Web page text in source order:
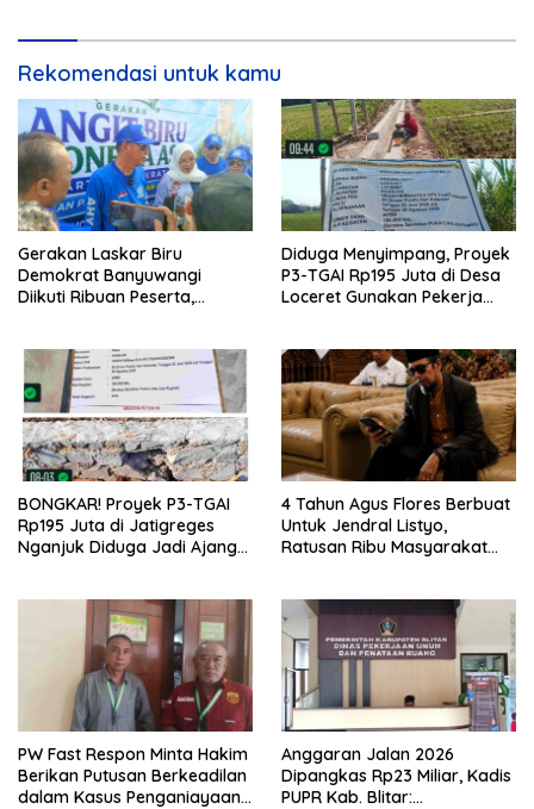
Rekomendasi untuk kamu
Gerakan Laskar Biru
Demokrat Banyuwangi
Diikuti Ribuan Peserta,
Diduga Menyimpang, Proyek
P3-TGAI Rp195 Juta di Desa
Loceret Gunakan Pekerja
BONGKAR! Proyek P3-TGAI
Rp195 Juta di Jatigreges
Nganjuk Diduga Jadi Ajang
4 Tahun Agus Flores Berbuat
Untuk Jendral Listyo,
Ratusan Ribu Masyarakat
PW Fast Respon Minta Hakim
Berikan Putusan Berkeadilan
dalam Kasus Penganiayaan
Anggaran Jalan 2026
Dipangkas Rp23 Miliar, Kadis
PUPR Kab. Blitar: